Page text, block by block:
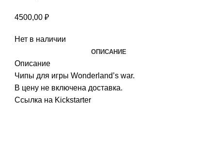
4500,00 ₽
Нет в наличии
ОПИСАНИЕ
Описание
Чипы для игры Wonderland’s war.
В цену не включена доставка.
Ссылка на Kickstarter